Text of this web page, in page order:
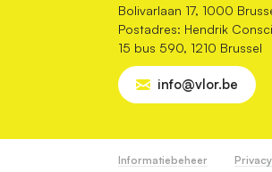
Bolivarlaan 17, 1000
Postadres: Hendrik
15 bus 590, 1210 Brussel
info@vlor.be
Informatiebeheer